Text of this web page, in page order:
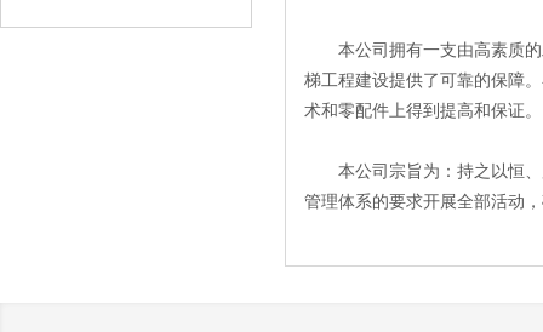
本公司拥有一支由高素质的
梯工程建设提供了可靠的保障
术和零配件上得到提高和保证。
本公司宗旨为：持之以恒、
管理体系的要求开展全部活动